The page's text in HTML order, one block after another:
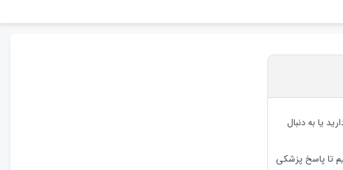
یا به دنبال
تا پاسخ پزشکی